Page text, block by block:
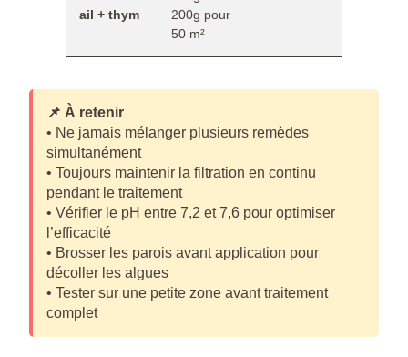
ail + thym
200g pour
50 m²
📌 À retenir
• Ne jamais mélanger plusieurs remèdes
simultanément
• Toujours maintenir la filtration en continu
pendant le traitement
• Vérifier le pH entre 7,2 et 7,6 pour optimiser
l’efficacité
• Brosser les parois avant application pour
décoller les algues
• Tester sur une petite zone avant traitement
complet